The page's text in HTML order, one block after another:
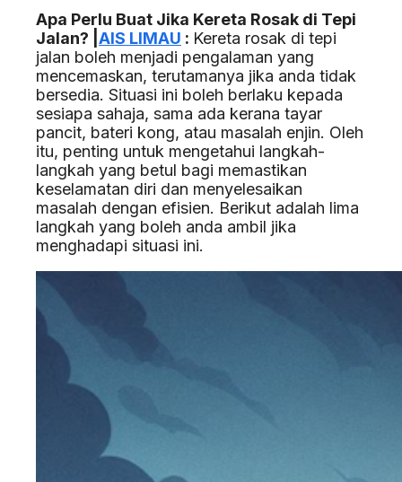
Apa Perlu Buat Jika Kereta Rosak di Tepi
Jalan? | AIS LIMAU : Kereta rosak di tepi
jalan boleh menjadi pengalaman yang
mencemaskan, terutamanya jika anda tidak
bersedia. Situasi ini boleh berlaku kepada
sesiapa sahaja, sama ada kerana tayar
pancit, bateri kong, atau masalah enjin. Oleh
itu, penting untuk mengetahui langkah-
langkah yang betul bagi memastikan
keselamatan diri dan menyelesaikan
masalah dengan efisien. Berikut adalah lima
langkah yang boleh anda ambil jika
menghadapi situasi ini.